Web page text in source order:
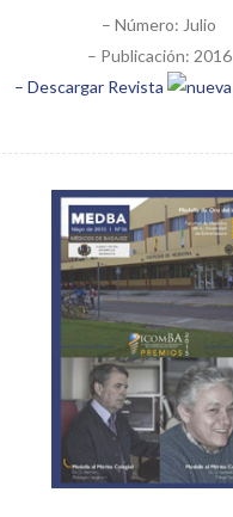
– Número: Julio
– Publicación: 2016
– Descargar Revista